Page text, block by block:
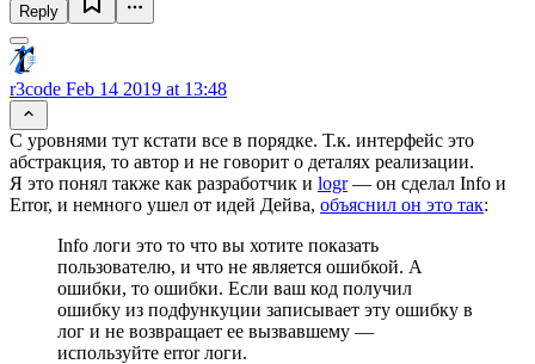
Reply
r3code Feb 14 2019 at 13:48
С уровнями тут кстати все в порядке. Т.к. интерфейс это
абстракция, то автор и не говорит о деталях реализации.
Я это понял также как разработчик и logr— он сделал Info и
Error, и немного ушел от идей Дейва, объяснил он это так:
Info логи это то что вы хотите показать
пользователю, и что не является ошибкой. А
ошибки, то ошибки. Если ваш код получил
ошибку из подфункуции записывает эту ошибку в
лог и не возвращает ее вызвавшему —
используйте error логи.